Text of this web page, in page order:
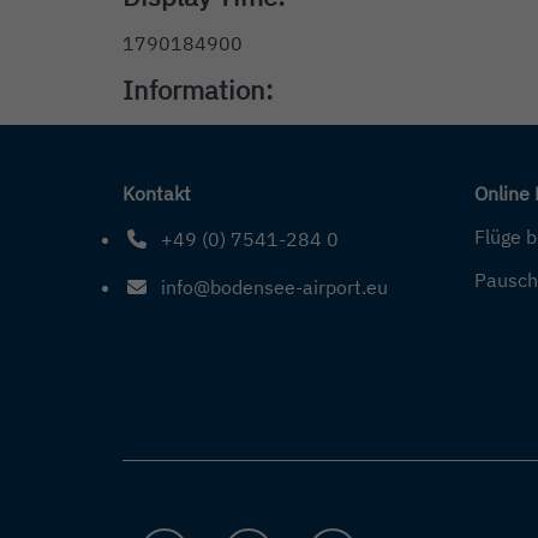
1790184900
Information:
Kontakt
+49 (0) 7541-284 0
Telefonnummer: 4 9 0 7 5 4 1 2 8 4 0
info@bodensee-airport.eu
E-Mail Adresse: info@bodensee-airport.eu
Online
Flüge